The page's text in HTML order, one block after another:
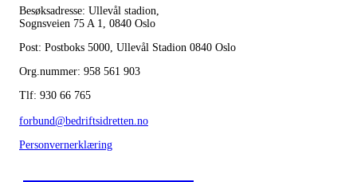
Besøksadresse: Ullevål stadion,
Sognsveien 75 A 1, 0840 Oslo
Post: Postboks 5000, Ullevål Stadion 0840 Oslo
Org.nummer: 958 561 903
Tlf: 930 66 765
forbund@bedriftsidretten.no
Personvernerklæring